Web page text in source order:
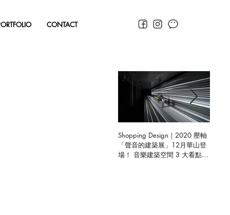
CONTACT
Shopping Design｜2020 壓軸
「聲音的建築展」12月華山登
場！ 音樂建築空間 3 大看點揭